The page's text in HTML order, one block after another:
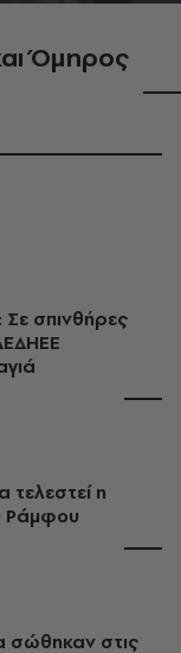
Όμηρος
σπινθήρες
η
Ράμφου
στις